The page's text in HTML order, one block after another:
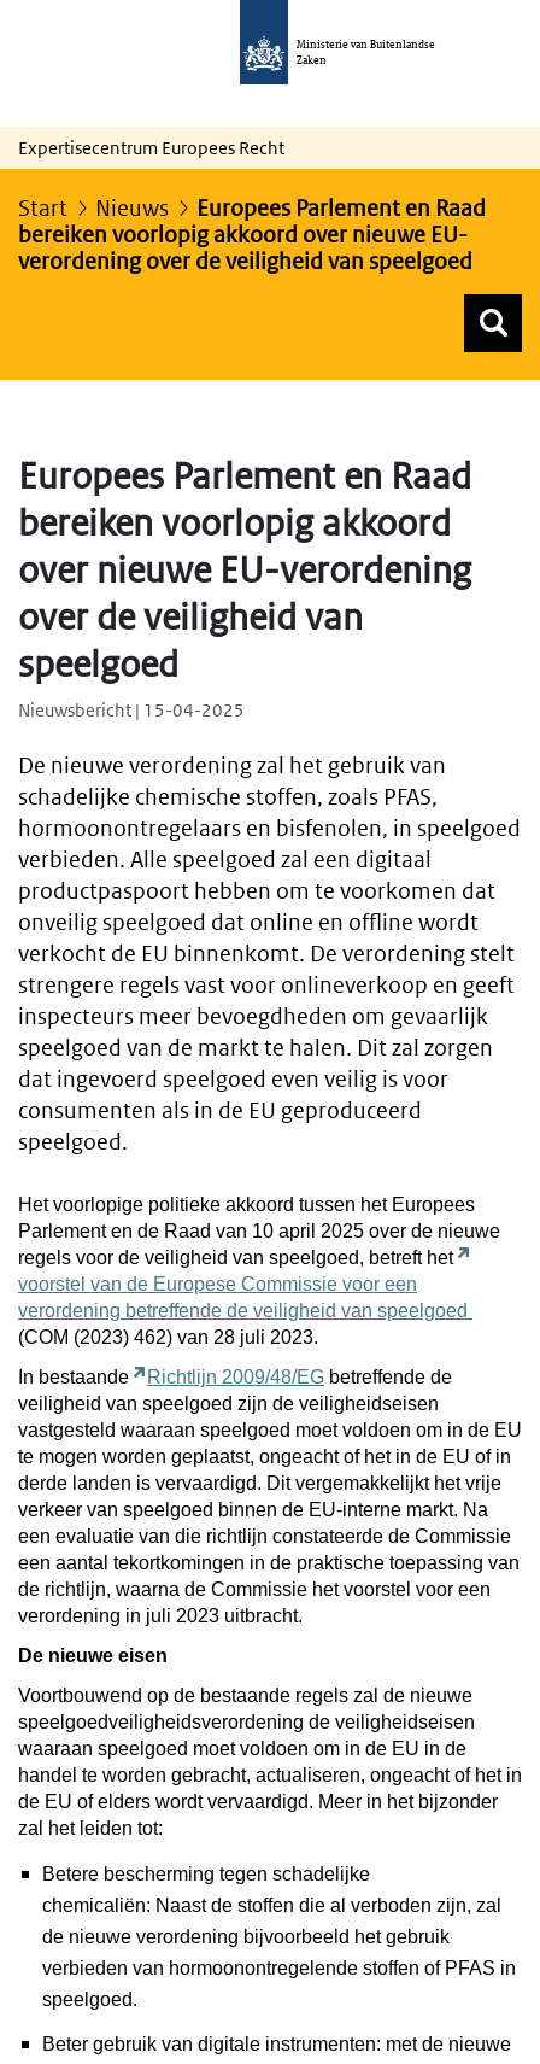
Ministerie van Buitenlandse
Zaken
Expertisecentrum Europees Recht
Start Nieuws
Europees Parlement en Raad
bereiken voorlopig akkoord over nieuwe EU-
verordening over de veiligheid van speelgoed
Europees Parlement en Raad
bereiken voorlopig akkoord
over nieuwe EU-verordening
over de veiligheid van
speelgoed
Nieuwsbericht | 15-04-2025
De nieuwe verordening zal het gebruik van
schadelijke chemische stoffen, zoals PFAS,
hormoonontregelaars en bisfenolen, in speelgoed
verbieden. Alle speelgoed zal een digitaal
productpaspoort hebben om te voorkomen dat
onveilig speelgoed dat online en offline wordt
verkocht de EU binnenkomt. De verordening stelt
strengere regels vast voor onlineverkoop en geeft
inspecteurs meer bevoegdheden om gevaarlijk
speelgoed van de markt te halen. Dit zal zorgen
dat ingevoerd speelgoed even veilig is voor
consumenten als in de EU geproduceerd
speelgoed.
Het voorlopige politieke akkoord tussen het Europees
Parlement en de Raad van 10 april 2025 over de nieuwe
regels voor de veiligheid van speelgoed, betreft het
voorstel van de Europese Commissie voor een
verordening betreffende de veiligheid van speelgoed
(COM (2023) 462) van 28 juli 2023.
In bestaande
Richtlijn 2009/48/EG betreffende de
veiligheid van speelgoed zijn de veiligheidseisen
vastgesteld waaraan speelgoed moet voldoen om in de EU
te mogen worden geplaatst, ongeacht of het in de EU of in
derde landen is vervaardigd. Dit vergemakkelijkt het vrije
verkeer van speelgoed binnen de EU-interne markt. Na
een evaluatie van die richtlijn constateerde de Commissie
een aantal tekortkomingen in de praktische toepassing van
de richtlijn, waarna de Commissie het voorstel voor een
verordening in juli 2023 uitbracht.
De nieuwe eisen
Voortbouwend op de bestaande regels zal de nieuwe
speelgoedveiligheidsverordening de veiligheidseisen
waaraan speelgoed moet voldoen om in de EU in de
handel te worden gebracht, actualiseren, ongeacht of het in
de EU of elders wordt vervaardigd. Meer in het bijzonder
zal het leiden tot:
Betere bescherming tegen schadelijke
chemicaliën: Naast de stoffen die al verboden zijn, zal
de nieuwe verordening bijvoorbeeld het gebruik
verbieden van hormoonontregelende stoffen of PFAS in
speelgoed.
Beter gebruik van digitale instrumenten: met de nieuwe